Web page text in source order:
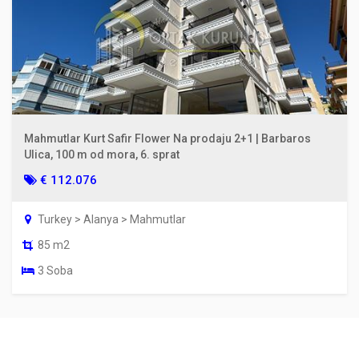
Mahmutlar Kurt Safir Flower Na prodaju 2+1 | Barbaros
Ulica, 100 m od mora, 6. sprat
€ 112.076
Turkey > Alanya > Mahmutlar
85 m2
3 Soba